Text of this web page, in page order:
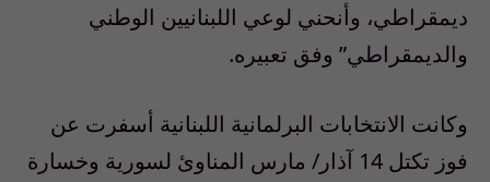
ديمقراطي، وأنحني لوعي اللبنانيين الوطني
والديمقراطي” وفق تعبيره.
وكانت الانتخابات البرلمانية اللبنانية أسفرت عن
فوز تكتل 14 آذار/ مارس المناوئ لسورية وخسارة